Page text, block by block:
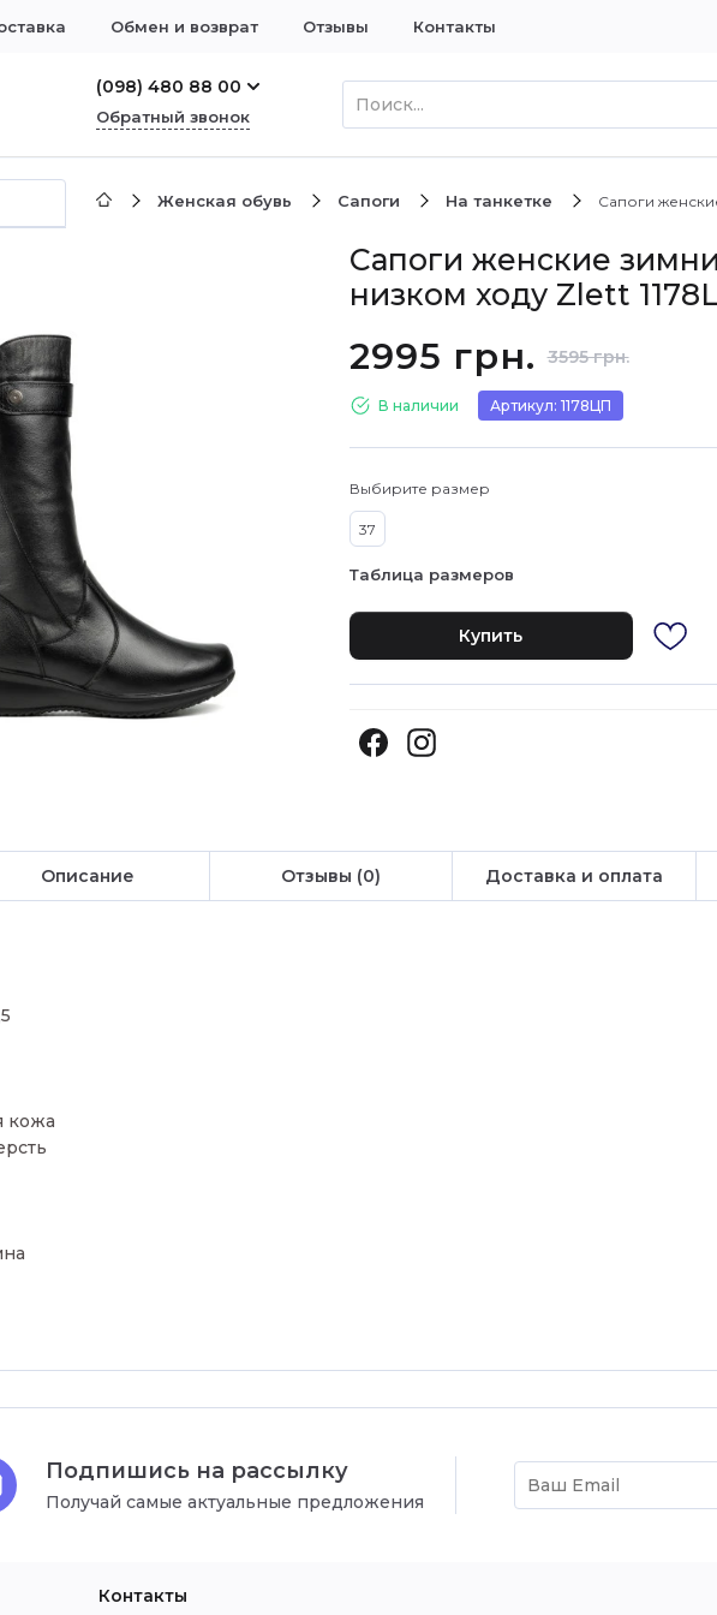
Обмен и возврат Отзывы Контакты
(098) 480 88 00
Обратный звонок
Женская обувь Сапоги На танкетке Сапоги
Сапоги женские
низком ходу Zlett
2995 грн. 3595 грн.
В наличии Артикул: 1178ЦП
Выбирите размер
37
Таблица размеров
Купить
Описание Отзывы (0) Доставка и оплата
кожа
Подпишись на рассылку
Получай самые актуальные предложения
Контакты